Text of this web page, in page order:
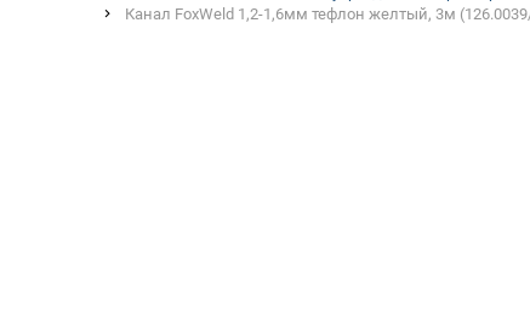
Канал FoxWeld 1,2-1,6мм тефлон желтый, 3м